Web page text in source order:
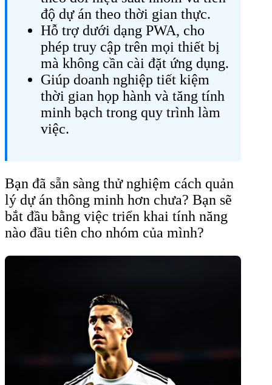
độ dự án theo thời gian thực.
Hỗ trợ dưới dạng PWA, cho
phép truy cập trên mọi thiết bị
mà không cần cài đặt ứng dụng.
Giúp doanh nghiệp tiết kiệm
thời gian họp hành và tăng tính
minh bạch trong quy trình làm
việc.
Bạn đã sẵn sàng thử nghiệm cách quản
lý dự án thông minh hơn chưa? Bạn sẽ
bắt đầu bằng việc triển khai tính năng
nào đầu tiên cho nhóm của mình?